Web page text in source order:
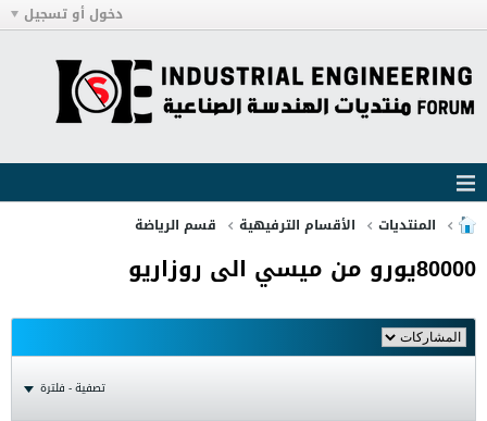
دخول أو تسجيل
المنتديات الأقسام الترفيهية قسم الرياضة
80000يورو من ميسي الى روزاريو
تصفية - فلترة